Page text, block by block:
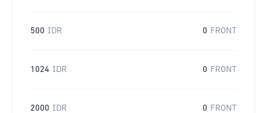
500 IDR 0 FRONT
1024 IDR 0 FRONT
2000 IDR 0 FRONT